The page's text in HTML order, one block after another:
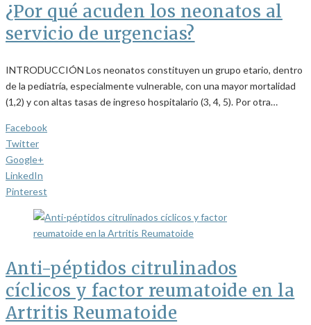
¿Por qué acuden los neonatos al
servicio de urgencias?
INTRODUCCIÓN Los neonatos constituyen un grupo etario, dentro
de la pediatría, especialmente vulnerable, con una mayor mortalidad
(1,2) y con altas tasas de ingreso hospitalario (3, 4, 5). Por otra…
Facebook
Twitter
Google+
LinkedIn
Pinterest
Anti-péptidos citrulinados
cíclicos y factor reumatoide en la
Artritis Reumatoide